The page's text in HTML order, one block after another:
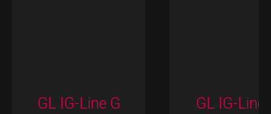
GL IG-Line G
GL IG-Line